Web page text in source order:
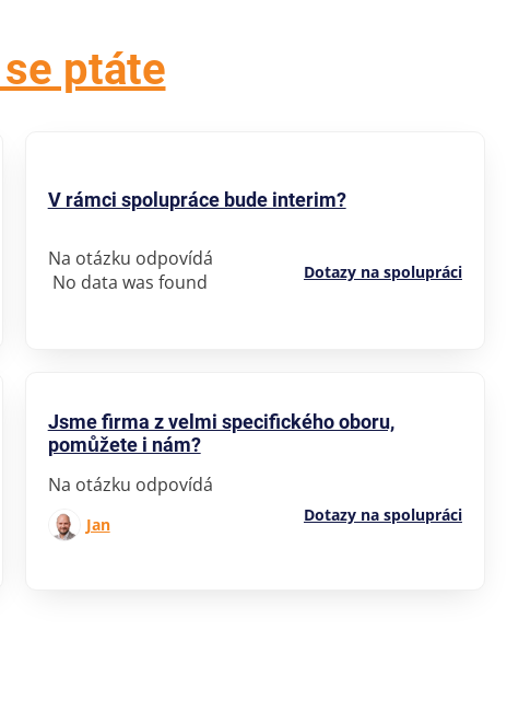
ptáte
V rámci spolupráce bude interim?
Na otázku odpovídá
No data was found
Dotazy na spolupráci
Jsme firma z velmi specifického oboru,
pomůžete i nám?
Na otázku odpovídá
Jan Dotazy na spolupráci